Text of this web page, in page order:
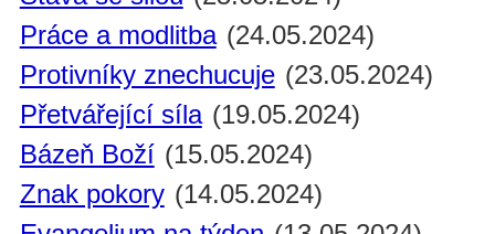
Práce a modlitba (24.05.2024)
Protivníky znechucuje (23.05.2024)
Přetvářející síla (19.05.2024)
Bázeň Boží (15.05.2024)
Znak pokory (14.05.2024)